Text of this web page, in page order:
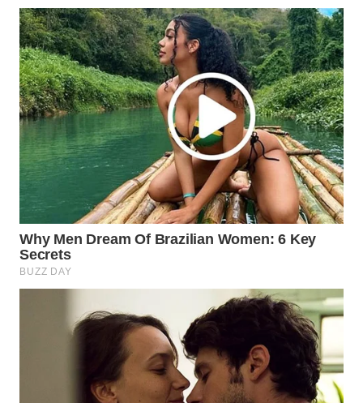
WN
BINTAN
WN
MANDALIKA
WN
LIKUPANG
WN
LABUANBAJO
WN